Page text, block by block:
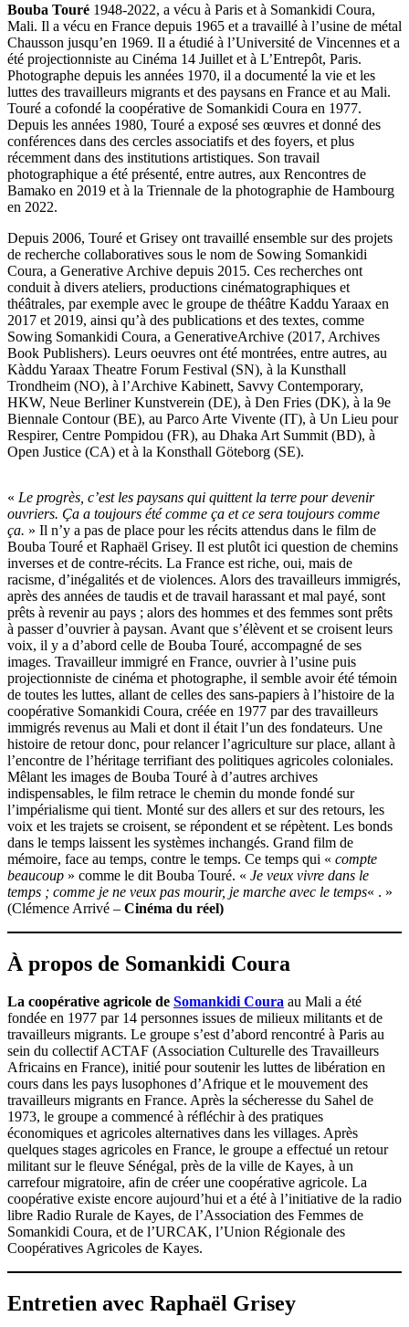
Bouba Touré 1948-2022, a vécu à Paris et à Somankidi Coura,
Mali. Il a vécu en France depuis 1965 et a travaillé à l’usine de métal
Chausson jusqu’en 1969. Il a étudié à l’Université de Vincennes et a
été projectionniste au Cinéma 14 Juillet et à L’Entrepôt, Paris.
Photographe depuis les années 1970, il a documenté la vie et les
luttes des travailleurs migrants et des paysans en France et au Mali.
Touré a cofondé la coopérative de Somankidi Coura en 1977.
Depuis les années 1980, Touré a exposé ses œuvres et donné des
conférences dans des cercles associatifs et des foyers, et plus
récemment dans des institutions artistiques. Son travail
photographique a été présenté, entre autres, aux Rencontres de
Bamako en 2019 et à la Triennale de la photographie de Hambourg
en 2022.
Depuis 2006, Touré et Grisey ont travaillé ensemble sur des projets
de recherche collaboratives sous le nom de Sowing Somankidi
Coura, a Generative Archive depuis 2015. Ces recherches ont
conduit à divers ateliers, productions cinématographiques et
théâtrales, par exemple avec le groupe de théâtre Kaddu Yaraax en
2017 et 2019, ainsi qu’à des publications et des textes, comme
Sowing Somankidi Coura, a GenerativeArchive (2017, Archives
Book Publishers). Leurs oeuvres ont été montrées, entre autres, au
Kàddu Yaraax Theatre Forum Festival (SN), à la Kunsthall
Trondheim (NO), à l’Archive Kabinett, Savvy Contemporary,
HKW, Neue Berliner Kunstverein (DE), à Den Fries (DK), à la 9e
Biennale Contour (BE), au Parco Arte Vivente (IT), à Un Lieu pour
Respirer, Centre Pompidou (FR), au Dhaka Art Summit (BD), à
Open Justice (CA) et à la Konsthall Göteborg (SE).
« Le progrès, c’est les paysans qui quittent la terre pour devenir
ouvriers. Ça a toujours été comme ça et ce sera toujours comme
ça. » Il n’y a pas de place pour les récits attendus dans le film de
Bouba Touré et Raphaël Grisey. Il est plutôt ici question de chemins
inverses et de contre-récits. La France est riche, oui, mais de
racisme, d’inégalités et de violences. Alors des travailleurs immigrés,
après des années de taudis et de travail harassant et mal payé, sont
prêts à revenir au pays ; alors des hommes et des femmes sont prêts
à passer d’ouvrier à paysan. Avant que s’élèvent et se croisent leurs
voix, il y a d’abord celle de Bouba Touré, accompagné de ses
images. Travailleur immigré en France, ouvrier à l’usine puis
projectionniste de cinéma et photographe, il semble avoir été témoin
de toutes les luttes, allant de celles des sans-papiers à l’histoire de la
coopérative Somankidi Coura, créée en 1977 par des travailleurs
immigrés revenus au Mali et dont il était l’un des fondateurs. Une
histoire de retour donc, pour relancer l’agriculture sur place, allant à
l’encontre de l’héritage terrifiant des politiques agricoles coloniales.
Mêlant les images de Bouba Touré à d’autres archives
indispensables, le film retrace le chemin du monde fondé sur
l’impérialisme qui tient. Monté sur des allers et sur des retours, les
voix et les trajets se croisent, se répondent et se répètent. Les bonds
dans le temps laissent les systèmes inchangés. Grand film de
mémoire, face au temps, contre le temps. Ce temps qui « compte
beaucoup » comme le dit Bouba Touré. « Je veux vivre dans le
temps ; comme je ne veux pas mourir, je marche avec le temps« . »
(Clémence Arrivé – Cinéma du réel)
À propos de Somankidi Coura
La coopérative agricole de Somankidi Coura au Mali a été
fondée en 1977 par 14 personnes issues de milieux militants et de
travailleurs migrants. Le groupe s’est d’abord rencontré à Paris au
sein du collectif ACTAF (Association Culturelle des Travailleurs
Africains en France), initié pour soutenir les luttes de libération en
cours dans les pays lusophones d’Afrique et le mouvement des
travailleurs migrants en France. Après la sécheresse du Sahel de
1973, le groupe a commencé à réfléchir à des pratiques
économiques et agricoles alternatives dans les villages. Après
quelques stages agricoles en France, le groupe a effectué un retour
militant sur le fleuve Sénégal, près de la ville de Kayes, à un
carrefour migratoire, afin de créer une coopérative agricole. La
coopérative existe encore aujourd’hui et a été à l’initiative de la radio
libre Radio Rurale de Kayes, de l’Association des Femmes de
Somankidi Coura, et de l’URCAK, l’Union Régionale des
Coopératives Agricoles de Kayes.
Entretien avec Raphaël Grisey